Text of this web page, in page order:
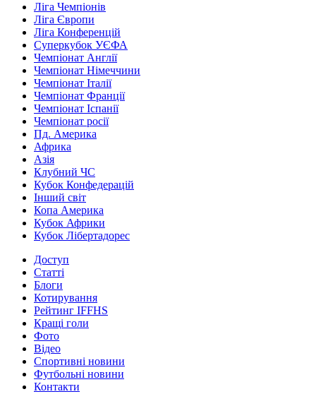
Ліга Чемпіонів
Ліга Європи
Ліга Конференцій
Суперкубок УЄФА
Чемпіонат Англії
Чемпіонат Німеччини
Чемпіонат Італії
Чемпіонат Франції
Чемпіонат Іспанії
Чемпіонат росії
Пд. Америка
Африка
Азія
Клубний ЧС
Кубок Конфедерацій
Інший світ
Копа Америка
Кубок Африки
Кубок Лібертадорес
Доступ
Статті
Блоги
Котирування
Рейтинг IFFHS
Кращі голи
Фото
Відео
Спортивні новини
Футбольні новини
Контакти